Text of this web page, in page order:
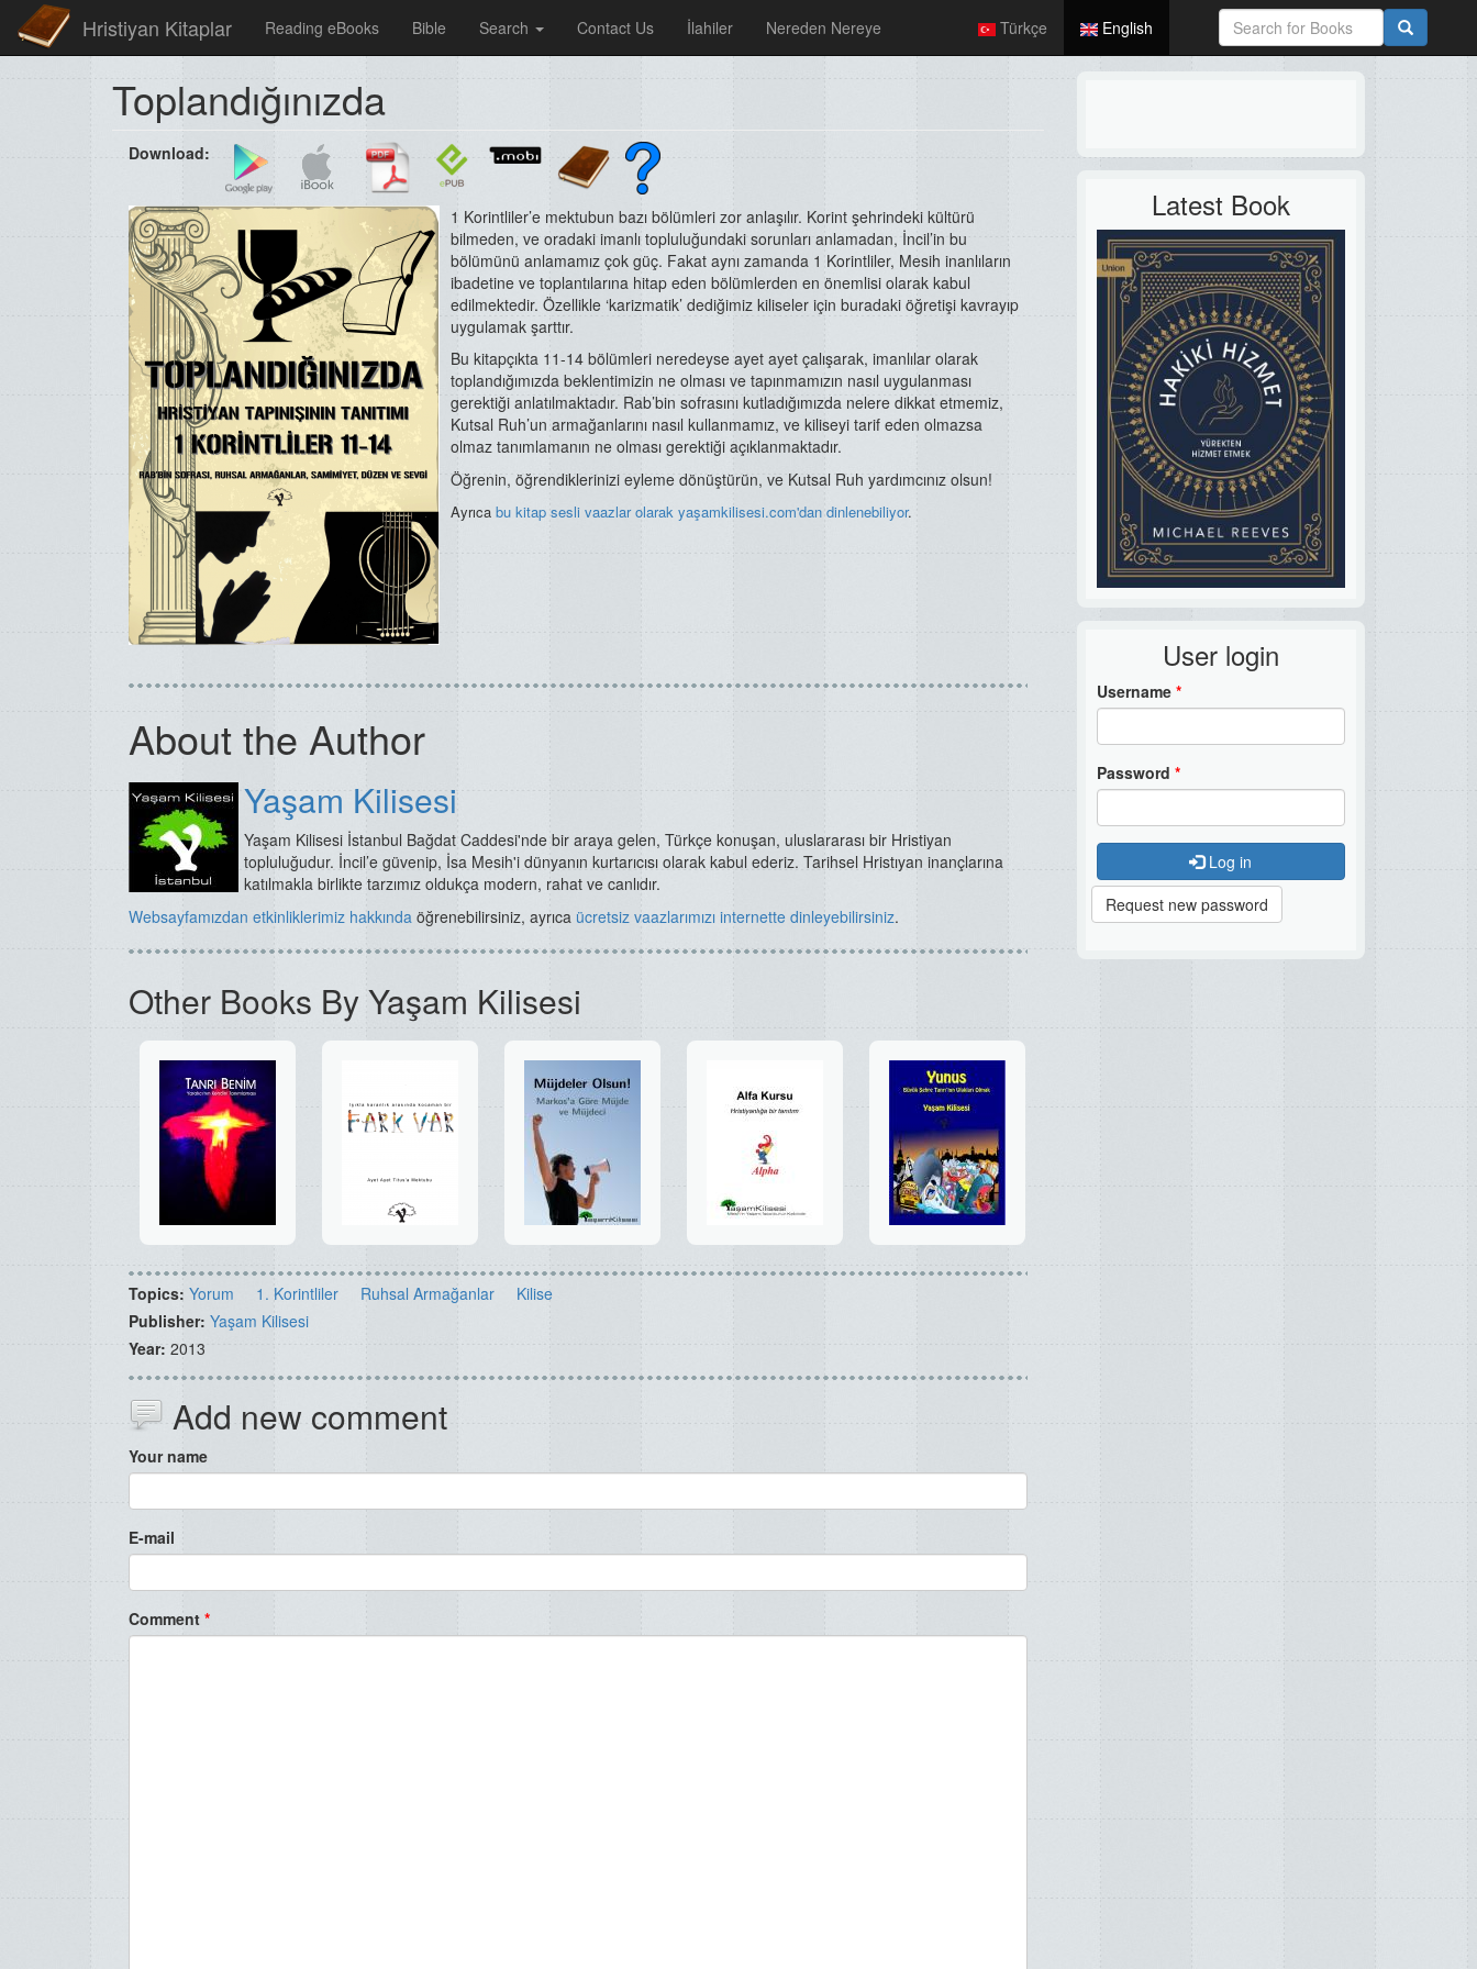
Hristiyan Kitaplar Reading eBooks Bible Search Contact Us İlahiler Nereden Nereye Türkçe English
Latest Book
User login
Username *
Password *
Log in
Request new password
Toplandığınızda
Download:
1 Korintliler’e mektubun bazı bölümleri zor anlaşılır. Korint şehrindeki kültürü
bilmeden, ve oradaki imanlı topluluğundaki sorunları anlamadan, İncil’in bu
bölümünü anlamamız çok güç. Fakat aynı zamanda 1 Korintliler, Mesih inanlıların
ibadetine ve toplantılarına hitap eden bölümlerden en önemlisi olarak kabul
edilmektedir. Özellikle ‘karizmatik’ dediğimiz kiliseler için buradaki öğretişi kavrayıp
uygulamak şarttır.
Bu kitapçıkta 11-14 bölümleri neredeyse ayet ayet çalışarak, imanlılar olarak
toplandığımızda beklentimizin ne olması ve tapınmamızın nasıl uygulanması
gerektiği anlatılmaktadır. Rab’bin sofrasını kutladığımızda nelere dikkat etmemiz,
Kutsal Ruh’un armağanlarını nasıl kullanmamız, ve kiliseyi tarif eden olmazsa
olmaz tanımlamanın ne olması gerektiği açıklanmaktadır.
Öğrenin, öğrendiklerinizi eyleme dönüştürün, ve Kutsal Ruh yardımcınız olsun!
Ayrıca bu kitap sesli vaazlar olarak yaşamkilisesi.com'dan dinlenebiliyor.
About the Author
Yaşam Kilisesi
Yaşam Kilisesi İstanbul Bağdat Caddesi'nde bir araya gelen, Türkçe konuşan, uluslararası bir Hristiyan
topluluğudur. İncil’e güvenip, İsa Mesih'i dünyanın kurtarıcısı olarak kabul ederiz. Tarihsel Hristıyan inançlarına
katılmakla birlikte tarzımız oldukça modern, rahat ve canlıdır.
Websayfamızdan etkinliklerimiz hakkında öğrenebilirsiniz, ayrıca ücretsiz vaazlarımızı internette dinleyebilirsiniz.
Other Books By Yaşam Kilisesi
Topics: Yorum 1. Korintliler Ruhsal Armağanlar
Kilise
Publisher: Yaşam Kilisesi
Year: 2013
Add new comment
Your name
E-mail
Comment *